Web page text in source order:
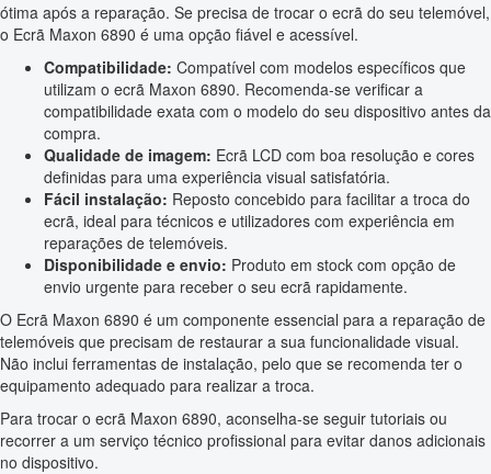
ótima após a reparação. Se precisa de trocar o ecrã do seu telemóvel,
o Ecrã Maxon 6890 é uma opção fiável e acessível.
Compatibilidade: Compatível com modelos específicos que
utilizam o ecrã Maxon 6890. Recomenda-se verificar a
compatibilidade exata com o modelo do seu dispositivo antes da
compra.
Qualidade de imagem: Ecrã LCD com boa resolução e cores
definidas para uma experiência visual satisfatória.
Fácil instalação: Reposto concebido para facilitar a troca do
ecrã, ideal para técnicos e utilizadores com experiência em
reparações de telemóveis.
Disponibilidade e envio: Produto em stock com opção de
envio urgente para receber o seu ecrã rapidamente.
O Ecrã Maxon 6890 é um componente essencial para a reparação de
telemóveis que precisam de restaurar a sua funcionalidade visual.
Não inclui ferramentas de instalação, pelo que se recomenda ter o
equipamento adequado para realizar a troca.
Para trocar o ecrã Maxon 6890, aconselha-se seguir tutoriais ou
recorrer a um serviço técnico profissional para evitar danos adicionais
no dispositivo.